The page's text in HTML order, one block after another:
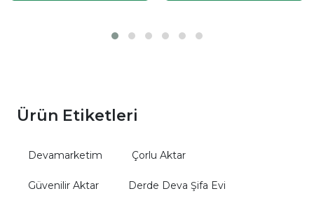
Ürün Etiketleri
Devamarketim Çorlu Aktar
Güvenilir Aktar Derde Deva Şifa Evi